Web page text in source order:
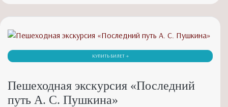
КУПИТЬ БИЛЕТ →
Пешеходная экскурсия «Последний
путь А. С. Пушкина»